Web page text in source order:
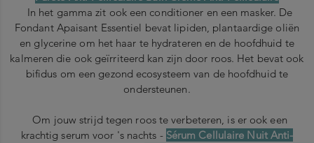
In het gamma zit ook een conditioner en een masker. De
Fondant Apaisant Essentiel bevat lipiden, plantaardige oliën
en glycerine om het haar te hydrateren en de hoofdhuid te
kalmeren die ook geïrriteerd kan zijn door roos. Het bevat ook
bifidus om een gezond ecosysteem van de hoofdhuid te
ondersteunen.
Om jouw strijd tegen roos te verbeteren, is er ook een
krachtig serum voor 's nachts - Sérum Cellulaire Nuit Anti-